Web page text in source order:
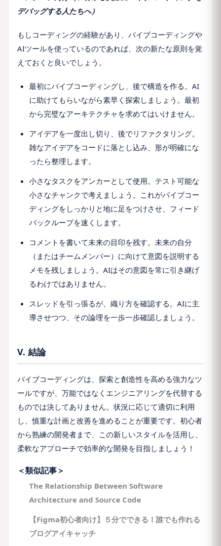
デバッグする人たちへ）
もしコーディングの経験があり、バイブコーディングや
AIツールを使っているのであれば、次の新たな原則を覚
えておくと良いでしょう。
最初にバイブコーディングし、後で構造を作る。AI
に助けてもらいながら素早く探索しましょう。最初
から完璧なアーキテクチャを求めてはいけません。
アイデアを一度出し切り、後でリファクタリング。
雑なアイデアをコードに落とし込み、形が明確にな
ったら整理します。
小さなタスクをアンカーとして使用。テスト可能な
小さなチャンクで考えましょう。これがバイブコー
ディングをしっかりと地に足をつけさせ、フィード
バックループを速くします。
コメントを書いて未来の目印を残す。未来の自分
（またはチームメンバー）に向けて意図を説明する
メモを残しましょう。AIはその意図を常に引き継げ
るわけではありません。
スレッドを引っ張るが、織り方を確認する。AIに主
導させつつ、その論理を一歩一歩確認しましょう。
V. 結論
バイブコーディングは、探索と創造性を高める強力なツ
ールですが、万能ではなくエンジニアリングを代替する
ものでは決してありません。状況に応じて適切に利用
し、慎重な計画と改善を進めることが重要です。初心者
から熟練の開発者まで、この新しいスタイルを活用し、
柔軟なアプローチで効率的な開発を目指しましょう！
＜類似記事＞
The Relationship Between Software
Architecture and Source Code
【Figma初心者向け】５分でできる！誰でも作れる
ブログアイキャッチ